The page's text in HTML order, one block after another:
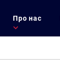
Про нас